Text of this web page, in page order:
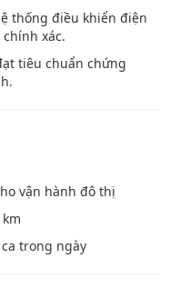
thống điều khiển điện
xác.
tiêu chuẩn chứng
vận hành đô thị
trong ngày